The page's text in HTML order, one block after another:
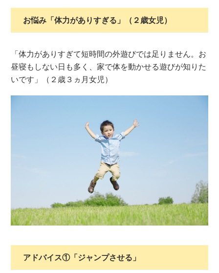
お悩み「体力がありすぎる」（２歳女児）
「体力がありすぎて短時間の外遊びでは足りません。お
昼寝もしない日も多く、家で体を動かせる遊びが知りた
いです」（２歳３ヵ月女児）
アドバイス①「ジャンプさせる」